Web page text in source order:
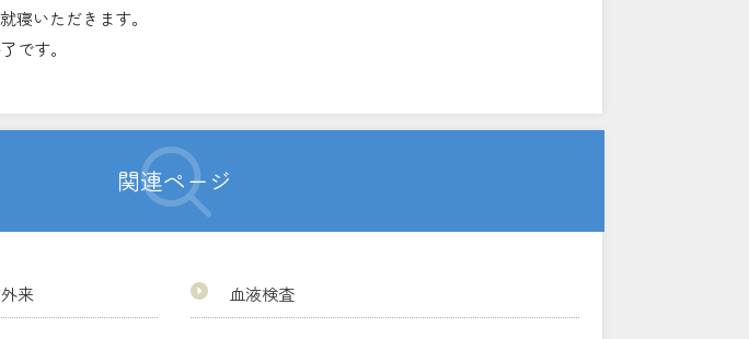
寝いただきます。
です。
関連ページ
来 血液検査